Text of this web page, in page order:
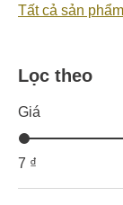
Tất cả sản phẩm
Lọc theo
Giá
7 ₫